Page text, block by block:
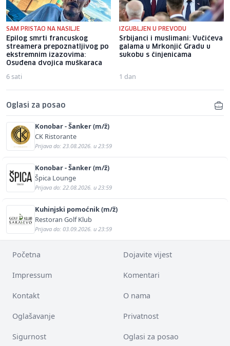
SAM PRISTAO NA NASILJE
Epilog smrti francuskog
streamera prepoznatljivog po
ekstremnim izazovima:
Osuđena dvojica muškaraca
6 sati
IZGUBLJEN U PREVODU
Srbijanci i muslimani: Vučićeva
galama u Mrkonjić Gradu u
sukobu s činjenicama
1 dan
Oglasi za posao
Konobar - Šanker (m/ž)
CK Ristorante
Prijava do: 23.08.2026. u 23:59
Konobar - Šanker (m/ž)
Špica Lounge
Prijava do: 22.08.2026. u 23:59
Kuhinjski pomoćnik (m/ž)
Restoran Golf Klub
Prijava do: 03.09.2026. u 23:59
Početna Dojavite vijest
Impressum Komentari
Kontakt O nama
Oglašavanje Privatnost
Sigurnost Oglasi za posao